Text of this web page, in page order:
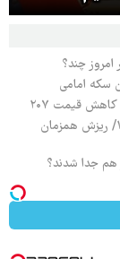
قیمت محصولات ایران خودرو چهارشنبه ۱۴ مرداد ۱۴۰۵/ ریزش همزمان
هم جدا شدند؟